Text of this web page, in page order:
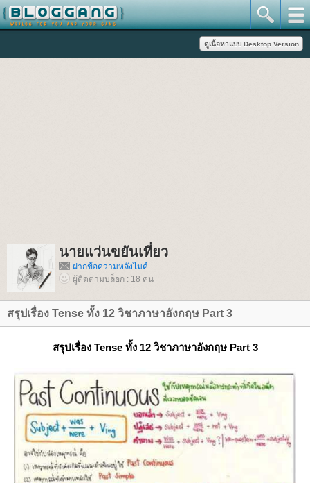
นายแว่นขยันเที่ยว
ฝากข้อความหลังไมค์
ผู้ติดตามบล็อก : 18 คน
สรุปเรื่อง Tense ทั้ง 12 วิชาภาษาอังกฤษ Part 3
สรุปเรื่อง Tense ทั้ง 12 วิชาภาษาอังกฤษ Part 3